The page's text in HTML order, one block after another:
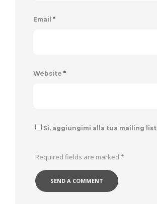
Email *
Website *
Si, aggiungimi alla tua mailing list
Required fields are marked *